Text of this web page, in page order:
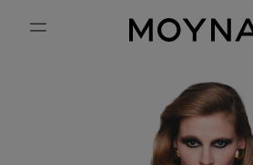
mobile_menu
KASING LUNG COLLECTION
PURPLE CANVAS M